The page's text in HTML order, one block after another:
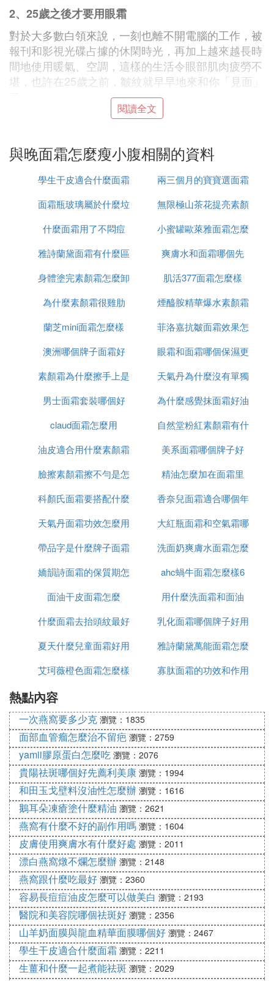
2、25歲之後才要用眼霜
對於大多數白領來說，一刻也離不開電腦的工作，被
報刊和影視光碟占據的休閑時光，再加上越來越長時
間地使用暖氣、空調，這樣的生活令眼部肌肉疲勞不
堪，也許在25歲之前，皺紋就早早地來和你「見面」
3、只需在眼角使用眼霜
老化比眼角更早，切忌忽視了對它們的保養。而且因
造成負擔，加速肌膚衰老。
4、所有眼霜都一樣
眼霜的種類非常豐富，分別針對不同年齡、不同的眼
部問題，再按需購買哦。
使用眼霜需要注意什麼
1、不能超量
很多人都以為眼霜塗得越多越好，其實這是錯誤的想
這樣反而會造成負擔，加速眼肌的衰老，一般來說，
眼霜的用量只有米粒大小的量就夠了。
2、面霜不能塗眼部
後再塗抹眼霜，這種做法是錯誤的，這樣就是造成脂
肪粒的元兇，正確的使用方法應該是在塗抹面霜時，
3、塗眼霜一定要注意手法
眼霜的功效不同，按摩的手法也不相同，錯誤的按摩
手法不但不能令眼霜發揮功效，甚至會令眼皮出現皺
生長紋理按壓，而去黑眼圈的，就得從眼頭往眼尾方
向按摩。
面霜怎麼使用比較好2
面霜到底該怎麼用？
一般比較滋潤的說，所以如果皮膚缺水厲害，用補水
面霜效果應該會比較顯著；而乳液則主要適用於混合
或油皮MM。當然，這只是個籠統的說法。具體問題
具體分析的話~現在有很多面霜和乳液都分滋潤型和
清爽型兩種，所以面霜和乳液的適用范圍將會趨向於
一致。油皮MM可以選擇凝露類的保濕面霜，而干皮
MM也可以選擇滋潤型的乳液。
面霜什麼時候用最好？
面霜的種類非常豐富，我們在白天可以使用日間專用
的，這種面霜具有較多的抵抗因子，可以有效的保護
肌膚。到了晚間，我們可以使用一些含有修護成分的
面霜。
面霜作為護膚品，一般會被放在護膚的最後一個步驟
進行，正確的.護膚步驟為：潔面—爽膚水—面膜—
爽膚水—乳液—面霜。當然這個步驟並不是一成不變
的，我們完全可以結合自身情況，適當的省略一些中
間步驟。
面霜的正確使用方法
第一步：在額頭、臉頰、鼻尖、下巴處抹上適當的面
霜，用量大概跟黃豆大小差不多。
閱讀全文
與晚面霜怎麼瘦小腹相關的資料
學生干皮適合什麼面霜
兩三個月的寶寶選面霜
怎麼選
面霜瓶玻璃屬於什麼垃
圾
無限極山茶花提亮素顏
霜怎麼樣
什麼面霜用了不悶痘
小蜜罐歐萊雅面霜怎麼
用
雅詩蘭黛面霜有什麼區
別
爽膚水和面霜哪個先
身體塗完素顏霜怎麼卸
妝
肌活377面霜怎麼樣
為什麼素顏霜很雞肋
煙醯胺精華爆水素顏霜
怎麼用
蘭芝mini面霜怎麼樣
菲洛嘉抗皺面霜效果怎
麼樣
澳洲哪個牌子面霜好
眼霜和面霜哪個保濕更
好
素顏霜為什麼擦手上是
白渣
天氣丹為什麼沒有單獨
面霜
男士面霜套裝哪個好
為什麼感覺抹面霜好油
claud面霜怎麼用
自然堂粉紅素顏霜有什
麼功效
油皮適合用什麼素顏霜
和氣墊
美系面霜哪個牌子好
臉擦素顏霜擦不勻是怎
麼回事啊
精油怎麼加在面霜里
科顏氏面霜要搭配什麼
用
香奈兒面霜適合哪個年
齡段
天氣丹面霜功效怎麼用
大紅瓶面霜和空氣霜哪
個好
帶品字是什麼牌子面霜
洗面奶爽膚水面霜怎麼
用法
嬌韻詩面霜的保質期怎
麼看
ahc蝸牛面霜怎麼樣6
面油干皮面霜怎麼
用什麼洗面霜和面油
什麼面霜去抬頭紋最好
乳化面霜哪個牌子好用
夏天什麼兒童面霜好用
雅詩蘭黛萬能面霜怎麼
是白色的
艾珂薇橙色面霜怎麼樣
寡肽面霜的功效和作用
熱點內容
一次燕窩要多少克 瀏覽：1835
面部血管瘤怎麼治不留疤 瀏覽：2759
yamii膠原蛋白怎麼吃 瀏覽：2076
貴陽祛斑哪個好先薦利美康 瀏覽：1994
和田玉戈壁料沒油性怎麼辦 瀏覽：1616
鵝耳朵凍瘡塗什麼精油 瀏覽：2621
燕窩有什麼不好的副作用嗎 瀏覽：1604
皮膚使用爽膚水有什麼好處 瀏覽：2011
漂白燕窩燉不爛怎麼辦 瀏覽：2148
燕窩跟什麼吃最好 瀏覽：2360
容易長痘痘油皮怎麼可以做美白 瀏覽：2193
醫院和美容院哪個祛斑好 瀏覽：2356
山羊奶面膜與龍血精華面膜哪個好 瀏覽：2467
學生干皮適合什麼面霜 瀏覽：2211
生薑和什麼一起煮能祛斑 瀏覽：2029